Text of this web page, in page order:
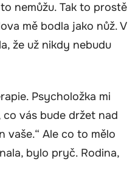
nemůžu. Tak to prostě
mě bodla jako nůž. V
že už nikdy nebudu
Psycholožka mi
co vás bude držet nad
vaše.“ Ale co to mělo
bylo pryč. Rodina,